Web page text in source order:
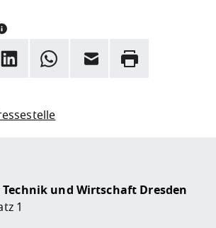
and a link to the
LinkedInwhatsappEmail Rrint
und Wirtschaft Dresden
1